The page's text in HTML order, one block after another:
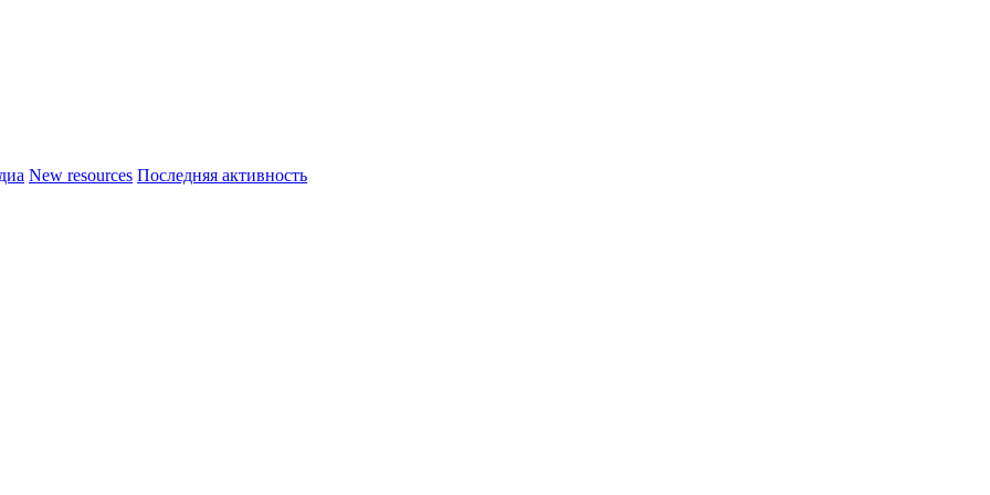
New resources Последняя активность